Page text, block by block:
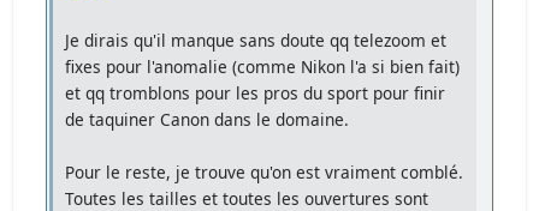
Je dirais qu'il manque sans doute qq telezoom et
fixes pour l'anomalie (comme Nikon l'a si bien fait)
et qq tromblons pour les pros du sport pour finir
de taquiner Canon dans le domaine.
Pour le reste, je trouve qu'on est vraiment comblé.
Toutes les tailles et toutes les ouvertures sont